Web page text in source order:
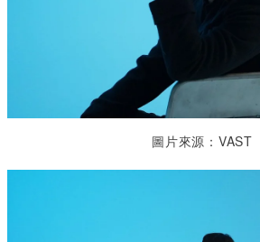
圖片來源：VAST